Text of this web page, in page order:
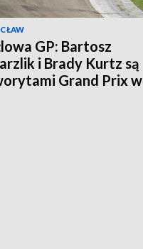
GP: Bartosz
i Brady Kurtz są
Grand Prix w